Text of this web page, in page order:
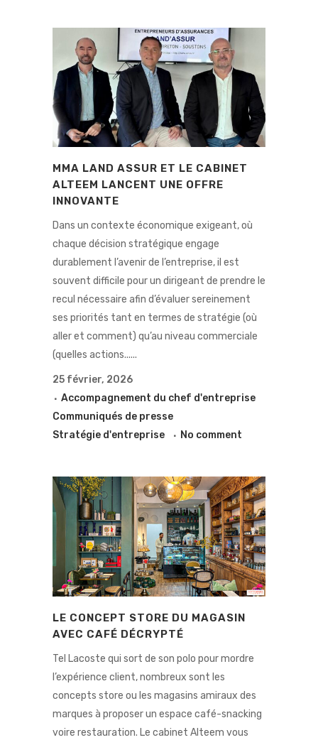
MMA LAND ASSUR ET LE CABINET
ALTEEM LANCENT UNE OFFRE
INNOVANTE
Dans un contexte économique exigeant, où
chaque décision stratégique engage
durablement l’avenir de l’entreprise, il est
souvent difficile pour un dirigeant de prendre le
recul nécessaire afin d’évaluer sereinement
ses priorités tant en termes de stratégie (où
aller et comment) qu’au niveau commerciale
(quelles actions......
25 février, 2026
Accompagnement du chef d'entreprise
Communiqués de presse
Stratégie d'entreprise
No comment
LE CONCEPT STORE DU MAGASIN
AVEC CAFÉ DÉCRYPTÉ
Tel Lacoste qui sort de son polo pour mordre
l’expérience client, nombreux sont les
concepts store ou les magasins amiraux des
marques à proposer un espace café-snacking
voire restauration. Le cabinet Alteem vous